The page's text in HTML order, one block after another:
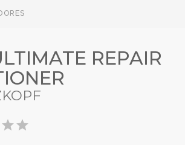
REPAIR
starstar